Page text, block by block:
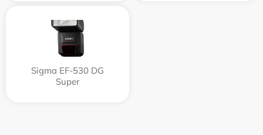
Sigma EF-530 DG
Super